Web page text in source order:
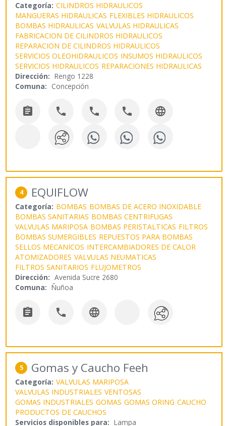
Categoría: CILINDROS HIDRAULICOS
MANGUERAS HIDRAULICAS FLEXIBLES HIDRAULICOS
BOMBAS HIDRAULICAS VALVULAS HIDRAULICAS
FABRICACION DE CILINDROS HIDRAULICOS
REPARACION DE CILINDROS HIDRAULICOS
SERVICIOS OLEOHIDRAULICOS INSUMOS HIDRAULICOS
SERVICIOS HIDRAULICOS REPARACIONES HIDRAULICAS
Dirección: Rengo 1228
Comuna: Concepción
    
4 EQUIFLOW
Categoría: BOMBAS BOMBAS DE ACERO INOXIDABLE
BOMBAS SANITARIAS BOMBAS CENTRIFUGAS
VALVULAS MARIPOSA BOMBAS PERISTALTICAS FILTROS
BOMBAS SUMERGIBLES REPUESTOS PARA BOMBAS
SELLOS MECANICOS INTERCAMBIADORES DE CALOR
ATOMIZADORES VALVULAS NEUMATICAS
FILTROS SANITARIOS FLUJOMETROS
Dirección: Avenida Sucre 2680
Comuna: Ñuñoa
  
5 Gomas y Caucho Feeh
Categoría: VALVULAS MARIPOSA
VALVULAS INDUSTRIALES VENTOSAS
GOMAS INDUSTRIALES GOMAS GOMAS ORING CAUCHO
PRODUCTOS DE CAUCHOS
Servicios disponibles para: Lampa